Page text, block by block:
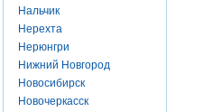
Нальчик
Нерехта
Нерюнгри
Нижний Новгород
Новосибирск
Новочеркасск